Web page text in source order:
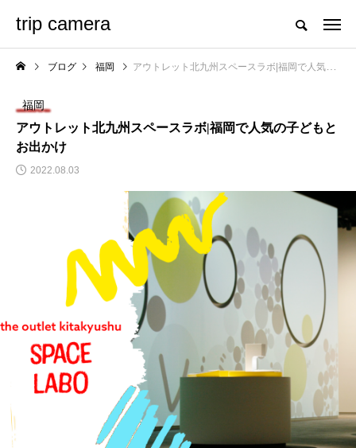
trip camera
ブログ 福岡 アウトレット北九州スペースラボ|福岡で人気の子どもとお出かけ
福岡
アウトレット北九州スペースラボ|福岡で人気の子どもと
お出かけ
2022.08.03